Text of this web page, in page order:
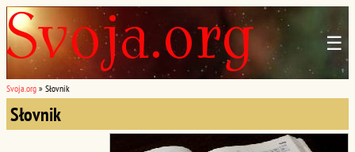
☰
Svoja.org » Słovnik
Słovnik